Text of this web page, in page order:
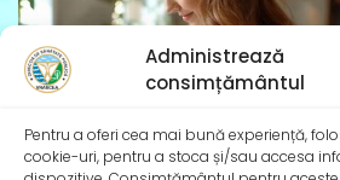
Administrează
consimțământul
Pentru a oferi cea mai bună experiență,
cookie-uri, pentru a stoca și/sau accesa